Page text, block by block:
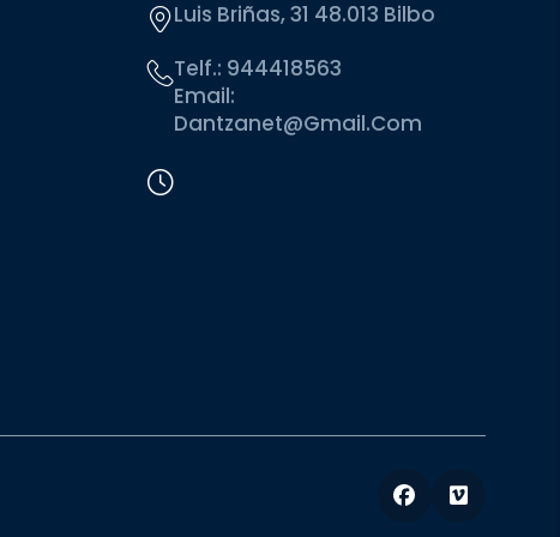
Luis Briñas, 31 48.013 Bilbo
Telf.: 944418563
Email:
Dantzanet@gmail.com
Facebook
Vimeo